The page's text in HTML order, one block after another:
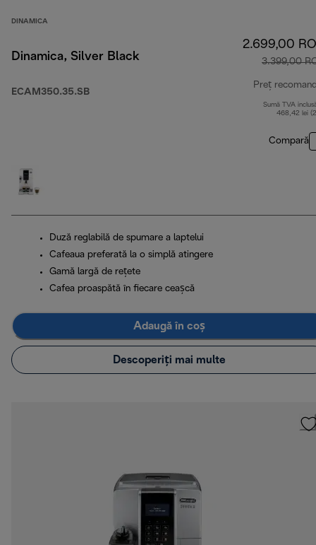
DINAMICA
Dinamica, Silver Black
ECAM350.35.SB
2.699,00
3.399,00
Preț
Sumă TVA
468,42 lei
Compară
Duză reglabilă de spumare a laptelui
Cafeaua preferată la o simplă atingere
Gamă largă de rețete
Cafea proaspătă în fiecare ceașcă
Adaugă în coș
Descoperiți mai multe